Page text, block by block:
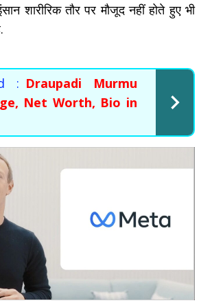
शारीरिक तौर पर मौजूद नहीं होते हुए भी
: Draupadi Murmu
Net Worth, Bio in